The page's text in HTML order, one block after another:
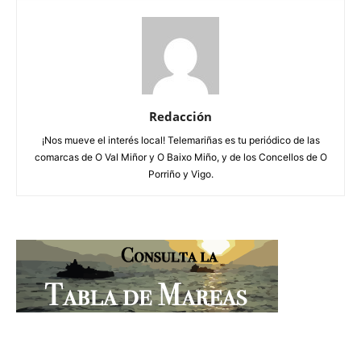
Redacción
¡Nos mueve el interés local! Telemariñas es tu periódico de las
comarcas de O Val Miñor y O Baixo Miño, y de los Concellos de O
Porriño y Vigo.